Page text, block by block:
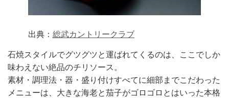
出典： 総武カントリークラブ
石焼スタイルでグツグツと運ばれてくるのは、ここでしか
味わえない絶品のチリソース。
素材・調理法・器・盛り付けすべてに細部までこだわった
メニューは、大きな海老と茄子がゴロゴロとはいった本格